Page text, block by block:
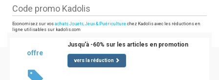
Code promo Kadolis
Economisez sur vos achats Jouets, Jeux & Puériculture chez Kadolis avec les réductions en
ligne utilisables sur kadolis.com
offre
Jusqu'à -60% sur les articles en promotion
vers la réduction